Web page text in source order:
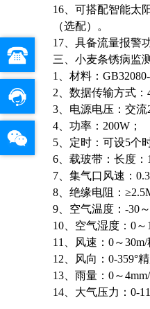
16、可搭配智能太
（选配）。
17、具备流量报警
三、小麦条锈病监
1、材料：
2、数据传输方式：
3、电源电压：交流
4、功率：200W；
5、定时：可设5个
6、载玻带：长度：
7、集气口风速：0.3
8、绝缘电阻：
9、空气温度：-30
10、空气湿度：0
11、风速：0～
12、风向：0-359°
13、雨量：0～
14、大气压力：0-